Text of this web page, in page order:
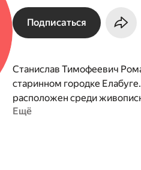
Подписаться
Станислав Тимофеевич
старинном городке
расположен среди
певучая речь, которую в
Ещё